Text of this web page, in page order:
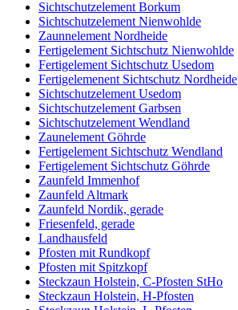
Sichtschutzelement Borkum
Sichtschutzelement Nienwohlde
Zaunnelement Nordheide
Fertigelement Sichtschutz Nienwohlde
Fertigelement Sichtschutz Usedom
Fertigelemenent Sichtschutz Nordheide
Sichtschutzelement Usedom
Sichtschutzelement Garbsen
Sichtschutzelement Wendland
Zaunelement Göhrde
Fertigelement Sichtschutz Wendland
Fertigelement Sichtschutz Göhrde
Zaunfeld Immenhof
Zaunfeld Altmark
Zaunfeld Nordik, gerade
Friesenfeld, gerade
Landhausfeld
Pfosten mit Rundkopf
Pfosten mit Spitzkopf
Steckzaun Holstein, C-Pfosten StHo
Steckzaun Holstein, H-Pfosten